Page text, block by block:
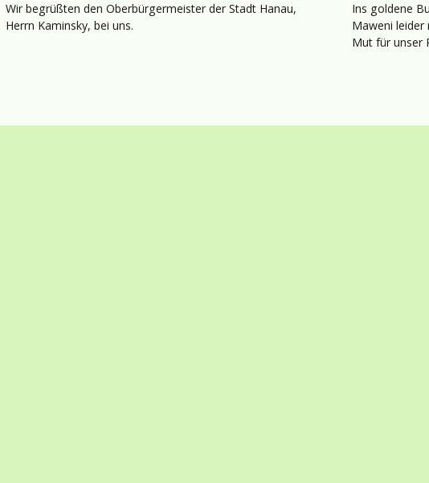
Wir begrüßten den Oberbürgermeister der Stadt Hanau,
Herrn Kaminsky, bei uns.
Ins goldene
Maweni leider
Mut für unser